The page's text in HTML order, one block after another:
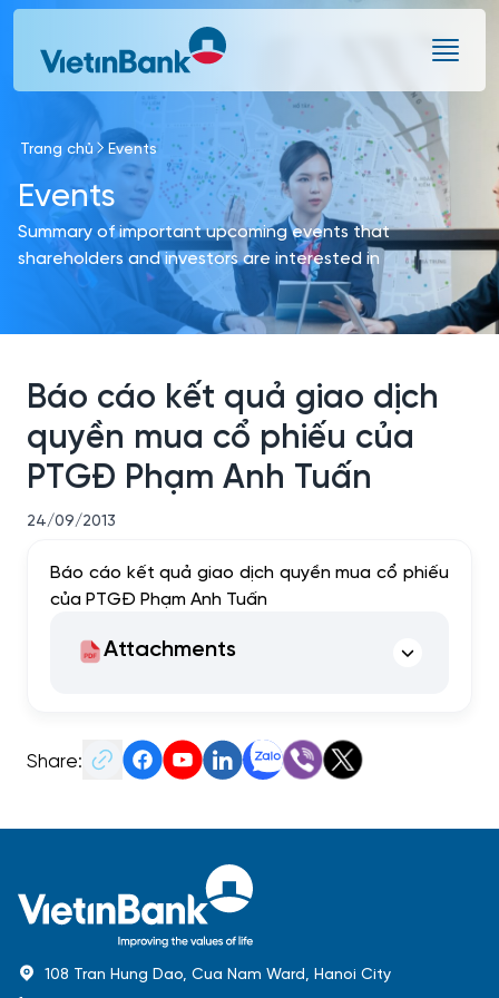
Skip to Main Content
Trang chủ Events
Events
Summary of important upcoming events that
shareholders and investors are interested in
Báo cáo kết quả giao dịch
quyền mua cổ phiếu của
PTGĐ Phạm Anh Tuấn
24/09/2013
Báo cáo kết quả giao dịch quyền mua cổ phiếu
của PTGĐ Phạm Anh Tuấn
Attachments
Share:
108 Tran Hung Dao, Cua Nam Ward, Hanoi City